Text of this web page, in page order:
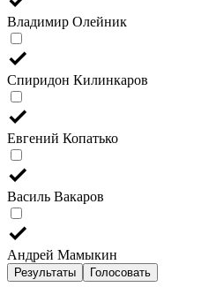
Владимир Олейник
Спиридон Килинкаров
Евгений Копатько
Василь Вакаров
Андрей Мамыкин
Результаты Голосовать